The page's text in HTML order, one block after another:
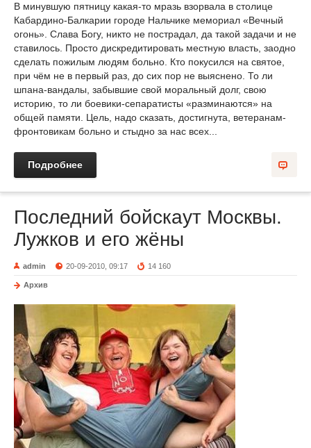
В минувшую пятницу какая-то мразь взорвала в столице
Кабардино-Балкарии городе Нальчике мемориал «Вечный
огонь». Слава Богу, никто не пострадал, да такой задачи и не
ставилось. Просто дискредитировать местную власть, заодно
сделать пожилым людям больно. Кто покусился на святое,
при чём не в первый раз, до сих пор не выяснено. То ли
шпана-вандалы, забывшие свой моральный долг, свою
историю, то ли боевики-сепаратисты «разминаются» на
общей памяти. Цель, надо сказать, достигнута, ветеранам-
фронтовикам больно и стыдно за нас всех...
Подробнее
Последний бойскаут Москвы.
Лужков и его жёны
admin 20-09-2010, 09:17 14 160
Архив